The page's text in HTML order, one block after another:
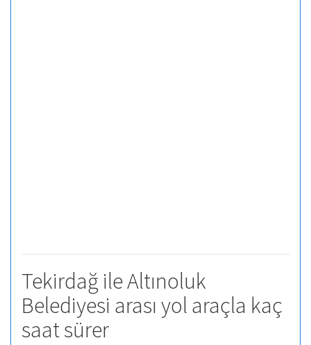
Tekirdağ ile Altınoluk
Belediyesi arası yol araçla kaç
saat sürer